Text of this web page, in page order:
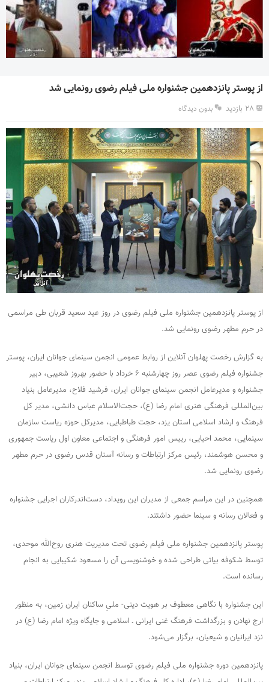
از پوستر پانزدهمین جشنواره ملی فیلم رضوی رونمایی شد
۲۸ بازدید بدون دیدگاه
از پوستر پانزدهمین جشنواره ملی فیلم رضوی در روز عید سعید قربان طی مراسمی
در حرم مطهر رضوی رونمایی شد.
به گزارش رخصت پهلوان آنلاین از روابط عمومی انجمن سینمای جوانان ایران، پوستر
جشنواره فیلم رضوی عصر روز چهارشنبه ۶ خرداد با حضور بهروز شعیبی، دبیر
جشنواره و مدیرعامل انجمن سینمای جوانان ایران، فرشید فلاح، مدیرعامل بنیاد
بین‌المللی فرهنگی هنری امام رضا (ع)، حجت‌الاسلام عباس دانشی، مدیر کل
فرهنگ و ارشاد اسلامی استان یزد، حجت طباطبایی، مدیرکل حوزه ریاست سازمان
سینمایی، محمد احیایی، رییس امور فرهنگی و اجتماعی معاون اول ریاست جمهوری
و محسن هوشمند، رئیس مرکز ارتباطات و رسانه آستان قدس رضوی در حرم مطهر
رضوی رونمایی شد.
همچنین در این مراسم جمعی از مدیران این رویداد، دست‌اندرکاران اجرایی جشنواره
و فعالان رسانه و سینما حضور داشتند.
پوستر پانزدهمین جشنواره ملی فیلم رضوی تحت مدیریت هنری روح‌الله موحدی،
توسط شکوفه بیاتی طراحی شده و خوشنویسی آن را مسعود شکیبایی به انجام
رسانده است.
این جشنواره با نگاهی معطوف بر هویت دینی- ملیِ ساکنان ایران زمین، به منظور
ارج نهادن و بزرگداشت فرهنگ غنی ایرانی ـ اسلامی و جایگاه ویژه امام‌ رضا (ع) در
نزد ایرانیان و شیعیان، برگزار می‌شود.
پانزدهمین دوره جشنواره ملی فیلم رضوی توسط انجمن سینمای جوانان ایران، بنیاد